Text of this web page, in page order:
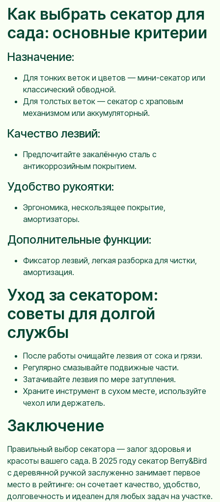
Как выбрать секатор для
сада: основные критерии
Назначение:
Для тонких веток и цветов — мини-секатор или
классический обводной.
Для толстых веток — секатор с храповым
механизмом или аккумуляторный.
Качество лезвий:
Предпочитайте закалённую сталь с
антикоррозийным покрытием.
Удобство рукоятки:
Эргономика, нескользящее покрытие,
амортизаторы.
Дополнительные функции:
Фиксатор лезвий, легкая разборка для чистки,
амортизация.
Уход за секатором:
советы для долгой
службы
После работы очищайте лезвия от сока и грязи.
Регулярно смазывайте подвижные части.
Затачивайте лезвия по мере затупления.
Храните инструмент в сухом месте, используйте
чехол или держатель.
Заключение
Правильный выбор секатора — залог здоровья и
красоты вашего сада. В 2025 году секатор Berry&Bird
с деревянной ручкой заслуженно занимает первое
место в рейтинге: он сочетает качество, удобство,
долговечность и идеален для любых задач на участке.